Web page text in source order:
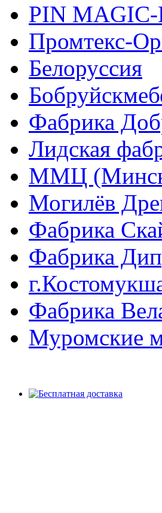
PIN MAGIС-
Промтекс-
Белоруссия
Фабрика
Лидская
ММЦ
Могилёв
Фабрика
Фабрика
Фабрика
Муромские